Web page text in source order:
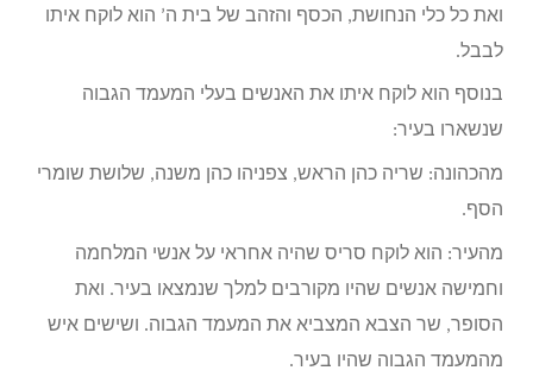
ואת כל כלי הנחושת, הכסף והזהב של בית ה’ הוא לוקח איתו
לבבל.
בנוסף הוא לוקח איתו את האנשים בעלי המעמד הגבוה
שנשארו בעיר:
מהכהונה: שריה כהן הראש, צפניהו כהן משנה, שלושת שומרי
הסף.
מהעיר: הוא לוקח סריס שהיה אחראי על אנשי המלחמה
וחמישה אנשים שהיו מקורבים למלך שנמצאו בעיר. ואת
הסופר, שר הצבא המצביא את המעמד הגבוה. ושישים איש
מהמעמד הגבוה שהיו בעיר.